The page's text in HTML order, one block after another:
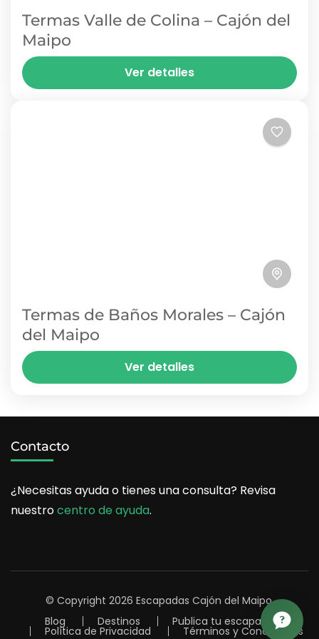
Termas Valle de Colina – Cajón del
Maipo
En lo más alto del Cajón del Maipo, más allá de
Baños Morales, las Termas Valle de Colina son
Ver detalles
Termas de Baños Morales – Cajón
del Maipo
En el corazón de la villa de Baños Morales, a
1.850 msnm, este histórico balneario termal es
1 Person
Ver detalles
Contacto
¿Necesitas ayuda o tienes una consulta? Revisa
nuestrocentro de ayuda.
© Copyright 2026 Escapadas Cajón del Maipo.
Blog
Destinos Publica tu escapada
Política de Privacidad Términos y Condiciones